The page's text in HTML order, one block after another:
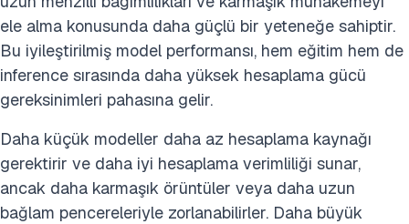
ele alma konusunda daha güçlü bir yeteneğe sahiptir.
Bu iyileştirilmiş model performansı, hem eğitim hem de
inference sırasında daha yüksek hesaplama gücü
gereksinimleri pahasına gelir.
Daha küçük modeller daha az hesaplama kaynağı
gerektirir ve daha iyi hesaplama verimliliği sunar,
ancak daha karmaşık örüntüler veya daha uzun
bağlam pencereleriyle zorlanabilirler. Daha büyük